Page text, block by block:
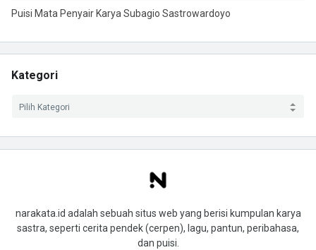
Puisi Mata Penyair Karya Subagio Sastrowardoyo
Kategori
narakata.id adalah sebuah situs web yang berisi kumpulan karya
sastra, seperti cerita pendek (cerpen), lagu, pantun, peribahasa,
dan puisi.